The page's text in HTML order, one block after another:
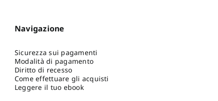
Navigazione
Sicurezza sui pagamenti
Modalità di pagamento
Diritto di recesso
Come effettuare gli acquisti
Leggere il tuo ebook